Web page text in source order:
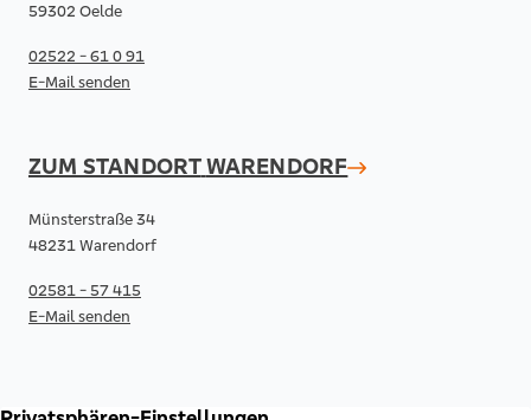
59302 Oelde
02522 - 61 0 91
E-Mail senden
ZUM STANDORTWARENDORF
Münsterstraße 34
48231 Warendorf
02581 - 57 415
E-Mail senden